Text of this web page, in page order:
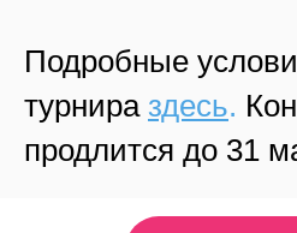
Подробные
турнира здесь.
продлится до 31